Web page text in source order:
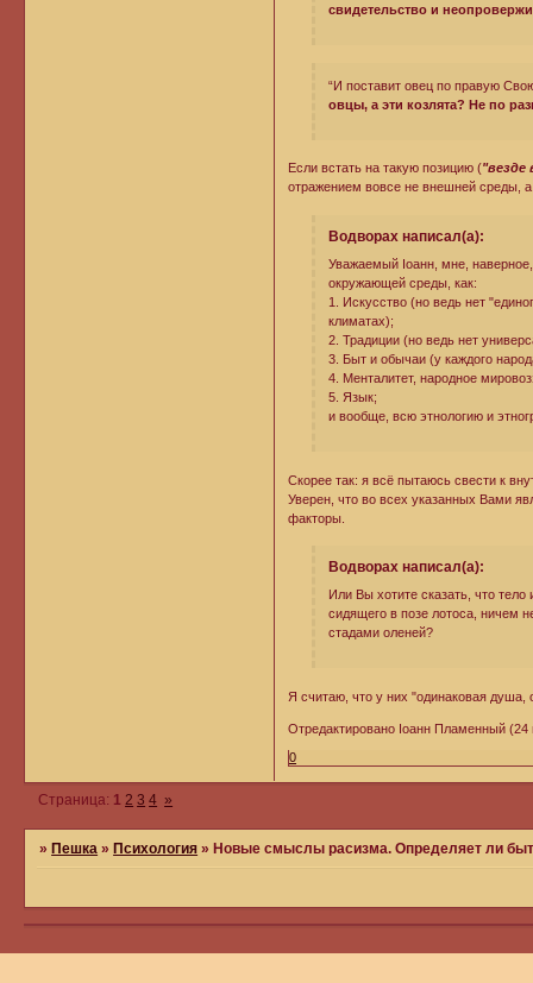
свидетельство и
“И поставит овец по правую
овцы, а эти козлята? Не по
Если встать на такую позицию ("везде
отражением вовсе не внешней среды, а
Водворах написал(а):
Уважаемый Iоанн, мне,
окружающей среды, как:
1. Искусство (но ведь нет
климатах);
2. Традиции (но ведь нет
3. Быт и обычаи (у каждого
4. Менталитет, народное
5. Язык;
и вообще, всю этнологию и
Скорее так: я всё пытаюсь свести к
Уверен, что во всех указанных Вами
факторы.
Водворах написал(а):
Или Вы хотите сказать, что
сидящего в позе лотоса, ничем
стадами оленей?
Я считаю, что у них "одинаковая душа,
Отредактировано Iоанн Пламенный (24
0
Страница: 1 2 3 4 »
» Пешка » Психология » Новые смыслы расизма. Определяет ли